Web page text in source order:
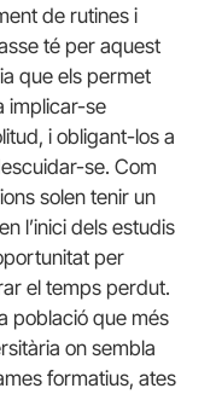
de rutines i
té per aquest
que els permet
implicar-se
i obligant-los a
se. Com
solen tenir un
l’inici dels estudis
per
el temps perdut.
població que més
on sembla
formatius, ates